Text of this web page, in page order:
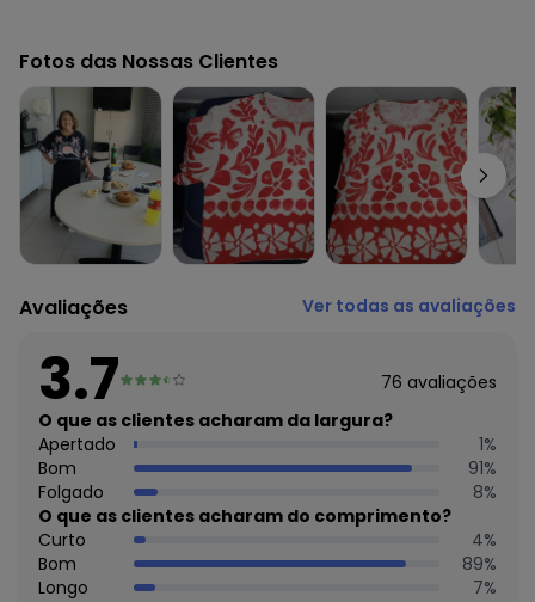
Comprimento da manga: Curta
Decote frente: Redondo
Fornecedor: MALWEE MALHAS LTDA / CNPJ 84.429.737/0001-
14
Feito: Brasil
Cuidados para conservação do produto: Temperatura
máxima de lavagem 30C. Não alvejar. Não passar sobre a
estampa.
Tecido: Viscose
Composição: 100% viscose
Histórico de preços
O preço apresentado abaixo é o menor oferecido em
algum dia do mês, para o menor tamanho disponível.
agosto/2026
R$ 37,25
julho/2026
junho/2026 R$ 37,25
maio/2026 R$ 44,7
abril/2026 R$ 44,7
março/2026 R$ 44,7
fevereiro/2026 R$ 44,7
Fotos das Nossas Clientes
Avaliações Ver todas as avaliações
3.7 76 avaliações
O que as clientes acharam da largura?
Apertado
1%
Bom
91%
Folgado
8%
O que as clientes acharam do comprimento?
Curto
4%
Bom
89%
Longo
7%